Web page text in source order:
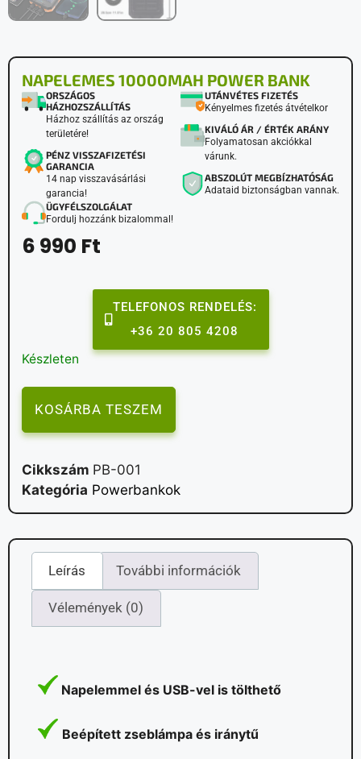
NAPELEMES 10000MAH POWER BANK
ORSZÁGOS
HÁZHOZSZÁLLÍTÁS
Házhoz szállítás az ország
területére!
PÉNZ VISSZAFIZETÉSI
GARANCIA
14 nap visszavásárlási
garancia!
ÜGYFÉLSZOLGÁLAT
Fordulj hozzánk bizalommal!
UTÁNVÉTES FIZETÉS
Kényelmes fizetés átvételkor
KIVÁLÓ ÁR / ÉRTÉK ARÁNY
Folyamatosan akciókkal
várunk.
ABSZOLÚT MEGBÍZHATÓSÁG
Adataid biztonságban vannak.
6 990 Ft
TELEFONOS RENDELÉS:
+36 20 805 4208
Készleten
KOSÁRBA TESZEM
Cikkszám PB-001
Kategória Powerbankok
Leírás További információk
Vélemények (0)
Napelemmel és USB-vel is tölthető
Beépített zseblámpa és iránytű